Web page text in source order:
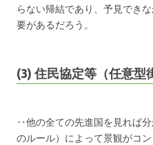
らない帰結であり、予見でき
要があるだろう。
(3) 住民協定等（任意型
‥他の全ての先進国を見れば
のルール）によって景観がコ